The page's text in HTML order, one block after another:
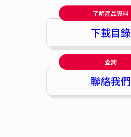
了解產品資料
下載目錄
查詢
聯絡我們